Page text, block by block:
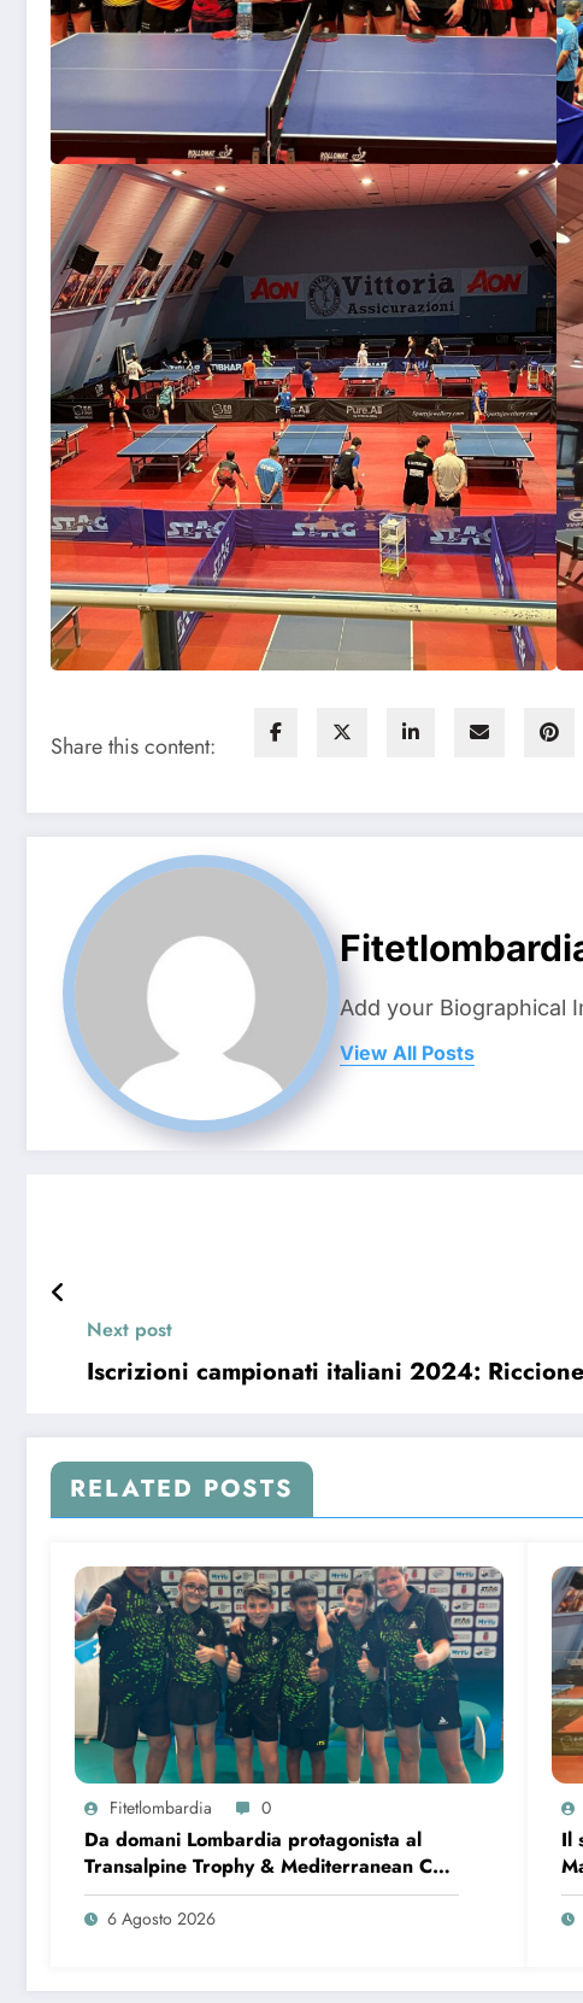
Share this content:
Add your Biographical
View All Posts
Next post
Iscrizioni campionati italiani 2024:
RELATED POSTS
Fitetlombardia 0
Da domani Lombardia protagonista al
Transalpine Trophy & Mediterranean Cup
di Bardonecchia
6 Agosto 2026
Il